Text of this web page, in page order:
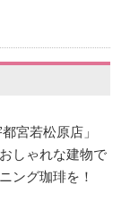
宮若松原店」
しゃれな建物で
ング珈琲を！